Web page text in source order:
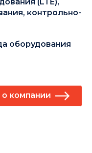
контрольно-
оборудования
компании